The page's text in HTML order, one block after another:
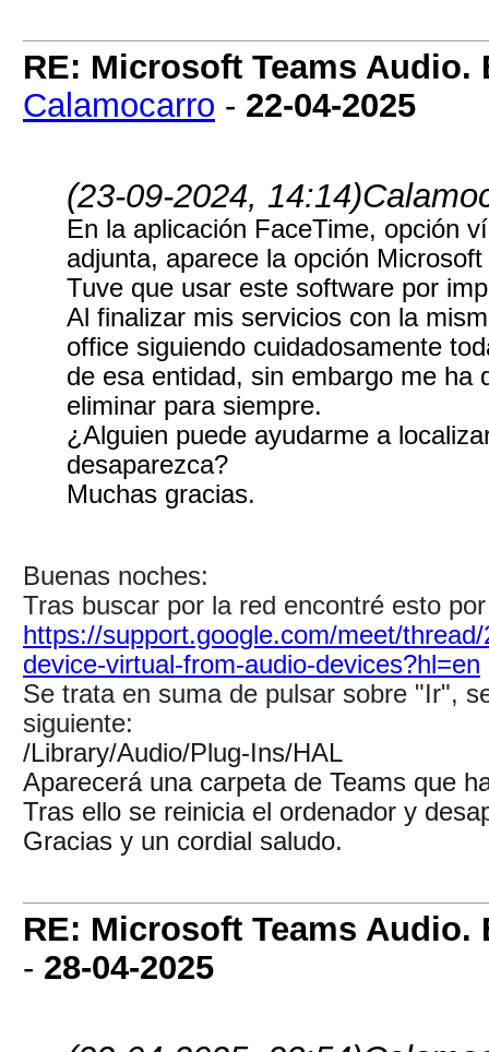
RE: Microsoft Teams
Calamocarro - 22-04-2025
(23-09-2024, 14:14)
En la aplicación FaceTime, opción
adjunta, aparece la opción
Tuve que usar este software por
Al finalizar mis servicios con la
office siguiendo cuidadosamente
de esa entidad, sin embargo me ha
eliminar para siempre.
¿Alguien puede ayudarme a
desaparezca?
Muchas gracias.
Buenas noches:
Tras buscar por la red encontré esto
https://support.google.com/meet/
device-virtual-from-audio-devices?hl=en
Se trata en suma de pulsar sobre "Ir",
siguiente:
/Library/Audio/Plug-Ins/HAL
Aparecerá una carpeta de Teams que
Tras ello se reinicia el ordenador y
Gracias y un cordial saludo.
RE: Microsoft Teams
- 28-04-2025